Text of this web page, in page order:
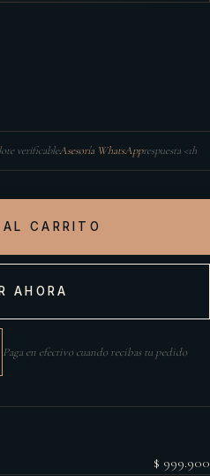
verificableAsesoría WhatsApprespuesta <1h
AL CARRITO
AHORA
Paga en efectivo cuando recibas tu pedido
$ 999.900